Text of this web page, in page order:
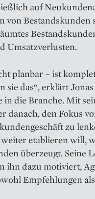
auf
von Bestandskunden
Umsatzverlusten.
planbar – ist
sie das“, erklärt
in die Branche. Mit
danach, den Fokus
zu
etablieren will,
überzeugt. Seine
ihn dazu motiviert,
Empfehlungen